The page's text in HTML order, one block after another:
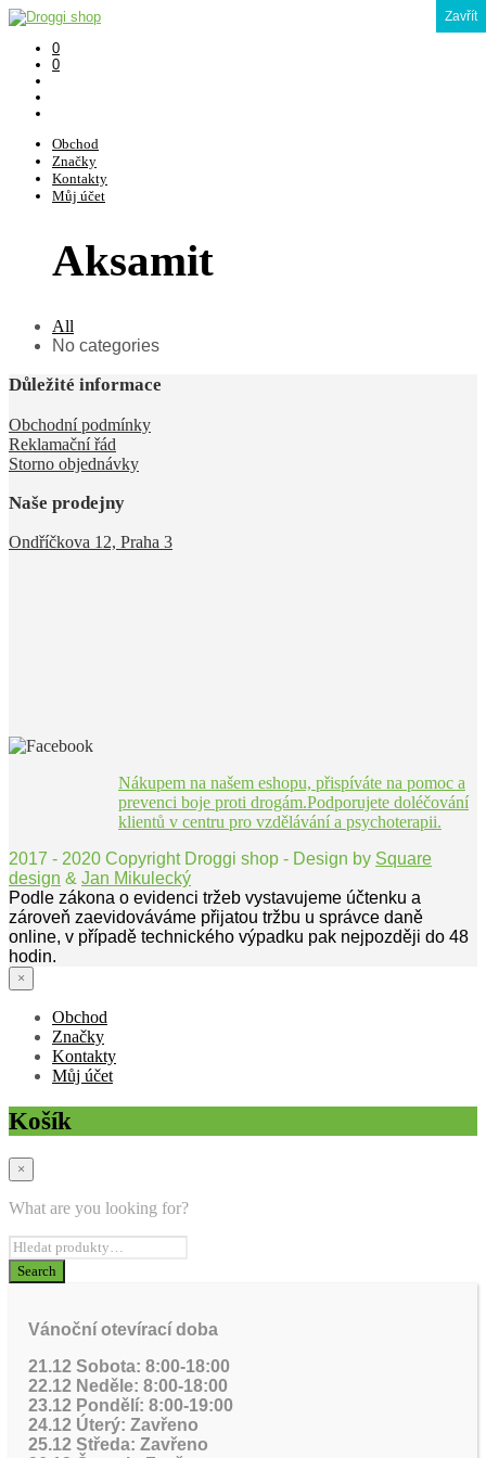
0
0
Obchod
Značky
Kontakty
Můj účet
Aksamit
All
No categories
Důležité informace
Obchodní podmínky
Reklamační řád
Storno objednávky
Naše prodejny
Ondříčkova 12, Praha 3
Nákupem na našem eshopu, přispíváte na pomoc a
prevenci boje proti drogám.Podporujete doléčování
klientů v centru pro vzdělávání a psychoterapii.
2017 - 2020 Copyright Droggi shop - Design by Square
design & Jan Mikulecký
Podle zákona o evidenci tržeb vystavujeme účtenku a
zároveň zaevidováváme přijatou tržbu u správce daně
online, v případě technického výpadku pak nejpozději do 48
hodin.
×
Obchod
Značky
Kontakty
Můj účet
Košík
×
What are you looking for?
Vánoční otevírací doba
21.12 Sobota: 8:00-18:00
22.12 Neděle: 8:00-18:00
23.12 Pondělí: 8:00-19:00
24.12 Úterý: Zavřeno
25.12 Středa: Zavřeno
Zavřít